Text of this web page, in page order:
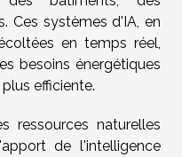
Ces systèmes d'IA, en
en temps réel,
besoins énergétiques
efficiente.
ressources naturelles
de l'intelligence